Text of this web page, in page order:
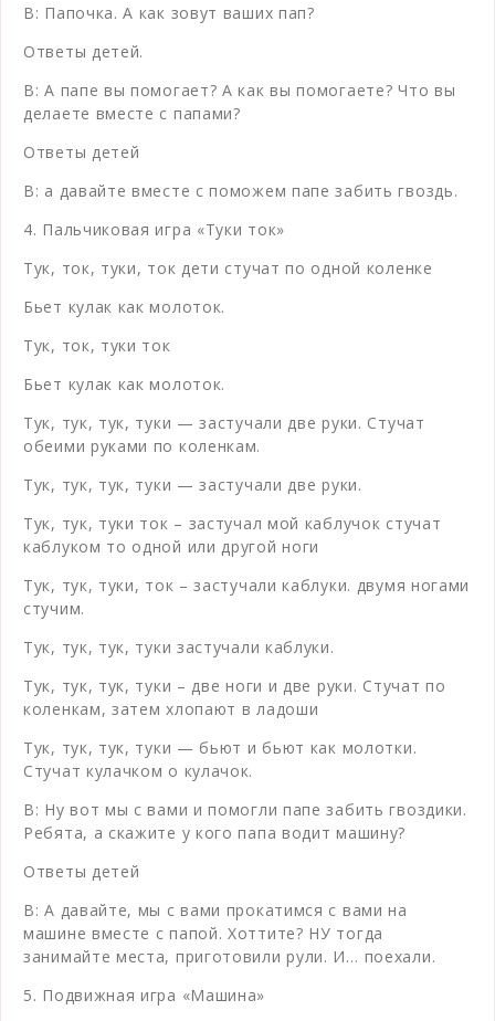
В: Папочка. А как зовут ваших пап?
Ответы детей.
В: А папе вы помогает? А как вы помогаете? Что вы
делаете вместе с папами?
Ответы детей
В: а давайте вместе с поможем папе забить гвоздь.
4. Пальчиковая игра «Туки ток»
Тук, ток, туки, ток дети стучат по одной коленке
Бьет кулак как молоток.
Тук, ток, туки ток
Бьет кулак как молоток.
Тук, тук, тук, туки — застучали две руки. Стучат
обеими руками по коленкам.
Тук, тук, тук, туки — застучали две руки.
Тук, тук, туки ток – застучал мой каблучок стучат
каблуком то одной или другой ноги
Тук, тук, туки, ток – застучали каблуки. двумя ногами
стучим.
Тук, тук, тук, туки застучали каблуки.
Тук, тук, тук, туки – две ноги и две руки. Стучат по
коленкам, затем хлопают в ладоши
Тук, тук, тук, туки — бьют и бьют как молотки.
Стучат кулачком о кулачок.
В: Ну вот мы с вами и помогли папе забить гвоздики.
Ребята, а скажите у кого папа водит машину?
Ответы детей
В: А давайте, мы с вами прокатимся с вами на
машине вместе с папой. Хоттите? НУ тогда
занимайте места, приготовили рули. И… поехали.
5. Подвижная игра «Машина»